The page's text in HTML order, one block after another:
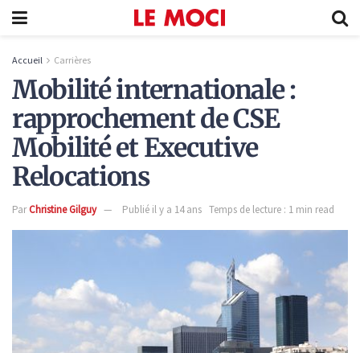
Accueil Carrières
Mobilité internationale :
rapprochement de CSE
Mobilité et Executive
Relocations
ParChristine Gilguy Publié il y a 14 ans Temps de lecture : 1 min read